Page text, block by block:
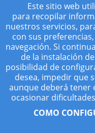
Ver Newsletters
Este sitio web
para recopilar
nuestros servicios,
con sus
navegación. Si
de la instalación
posibilidad de
desea, impedir que
aunque deberá tener
ocasionar
COMO